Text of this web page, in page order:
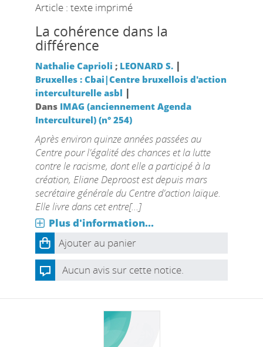
Article : texte imprimé
La cohérence dans la
différence
Nathalie Caprioli ; LEONARD S. |
Bruxelles : Cbai|Centre bruxellois d'action
interculturelle asbl |
Dans IMAG (anciennement Agenda
Interculturel) (n° 254)
Après environ quinze années passées au
Centre pour l'égalité des chances et la lutte
contre le racisme, dont elle a participé à la
création, Eliane Deproost est depuis mars
secrétaire générale du Centre d'action laïque.
Elle livre dans cet entre[...]
Plus d'information...
Ajouter au panier
Aucun avis sur cette notice.